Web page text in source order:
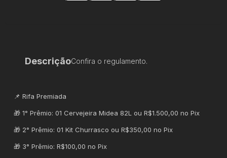
DescriçãoConfira o regulamento.
📌 Rifa Premiada
🎁 1° Prêmio: 01 Cervejeira Midea 82L ou R$1.500,00 no Pix
🎁 2° Prêmio: 01 Kit Churrasco ou R$350,00 no Pix
🎁 3° Prêmio: R$100,00 no Pix